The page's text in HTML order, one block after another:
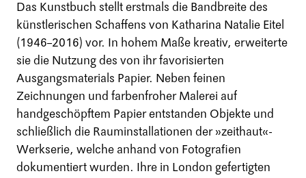
Das Kunstbuch stellt erstmals die Bandbreite des
künstlerischen Schaffens von Katharina Natalie Eitel
(1946–2016) vor. In hohem Maße kreativ, erweiterte
sie die Nutzung des von ihr favorisierten
Ausgangsmaterials Papier. Neben feinen
Zeichnungen und farbenfroher Malerei auf
handgeschöpftem Papier entstanden Objekte und
schließlich die Rauminstallationen der »zeithaut«-
Werkserie, welche anhand von Fotografien
dokumentiert wurden. Ihre in London gefertigten